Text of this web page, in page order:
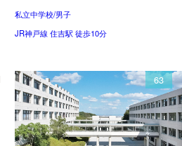
私立中学校/男子
JR神戸線 住吉駅 徒歩10分
63